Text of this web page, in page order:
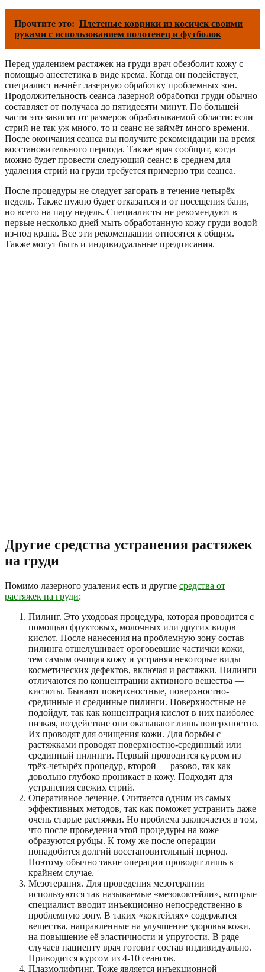
Прочтите это: Плетеные коврики из косичек своими
руками с использованием полотенец и футболок
Перед удалением растяжек на груди врач обезболит кожу с
помощью анестетика в виде крема. Когда он подействует,
специалист начнёт лазерную обработку проблемных зон.
Продолжительность сеанса лазерной обработки груди обычно
составляет от получаса до пятидесяти минут. По большей
части это зависит от размеров обрабатываемой области: если
стрий не так уж много, то и сеанс не займёт много времени.
После окончания сеанса вы получите рекомендации на время
восстановительного периода. Также врач сообщит, когда
можно будет провести следующий сеанс: в среднем для
удаления стрий на груди требуется примерно три сеанса.
После процедуры не следует загорать в течение четырёх
недель. Также нужно будет отказаться и от посещения бани,
но всего на пару недель. Специалисты не рекомендуют в
первые несколько дней мыть обработанную кожу груди водой
из-под крана. Все эти рекомендации относятся к общим.
Также могут быть и индивидуальные предписания.
Другие средства устранения растяжек
на груди
Помимо лазерного удаления есть и другие средства от
растяжек на груди:
Пилинг. Это уходовая процедура, которая проводится с
помощью фруктовых, молочных или других видов
кислот. После нанесения на проблемную зону состав
пилинга отшелушивает ороговевшие частички кожи,
тем самым очищая кожу и устраняя некоторые виды
косметических дефектов, включая и растяжки. Пилинги
отличаются по концентрации активного вещества —
кислоты. Бывают поверхностные, поверхностно-
срединные и срединные пилинги. Поверхностные не
подойдут, так как концентрация кислот в них наиболее
низкая, воздействие они оказывают лишь поверхностно.
Их проводят для очищения кожи. Для борьбы с
растяжками проводят поверхностно-срединный или
срединный пилинги. Первый проводится курсом из
трёх-четырёх процедур, второй — разово, так как
довольно глубоко проникает в кожу. Подходят для
устранения свежих стрий.
Оперативное лечение. Считается одним из самых
эффективных методов, так как поможет устранить даже
очень старые растяжки. Но проблема заключается в том,
что после проведения этой процедуры на коже
образуются рубцы. К тому же после операции
понадобится долгий восстановительный период.
Поэтому обычно такие операции проводят лишь в
крайнем случае.
Мезотерапия. Для проведения мезотерапии
используются так называемые «мезококтейли», которые
специалист вводит инъекционно непосредственно в
проблемную зону. В таких «коктейлях» содержатся
вещества, направленные на улучшение здоровья кожи,
на повышение её эластичности и упругости. В ряде
случаев пациенту врач готовит состав индивидуально.
Приводится курсом из 4-10 сеансов.
Плазмолифтинг. Тоже является инъекционной